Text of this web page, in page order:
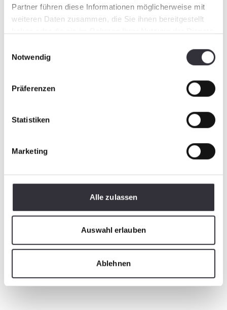
Partner führen diese Informationen möglicherweise mit
weiteren Daten zusammen, die Sie ihnen bereitgestellt
Notwendig
Präferenzen
Statistiken
Marketing
Alle zulassen
Auswahl erlauben
Ablehnen